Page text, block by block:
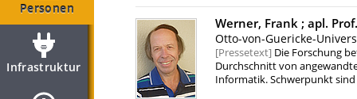
Personen
Infrastruktur
Werner, Frank ; apl.
Otto-von-Guericke-
Pressetext Die Forschung
Durchschnitt von
Informatik. Schwerpunkt sind